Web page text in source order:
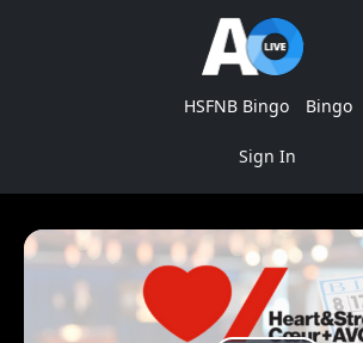
HSFNB Bingo Bingo
Sign In